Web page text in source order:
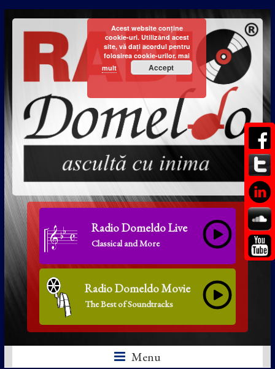
Radio Domeldo Live
Classical and More
Radio Domeldo Movie
The Best of Soundtracks
Menu
Acest website conține
cookie-uri. Utilizând acest
site, vă dați acordul pentru
folosirea cookie-urilor. mai
mult
Accept